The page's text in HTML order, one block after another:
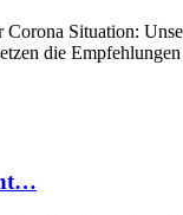
Situation:
die